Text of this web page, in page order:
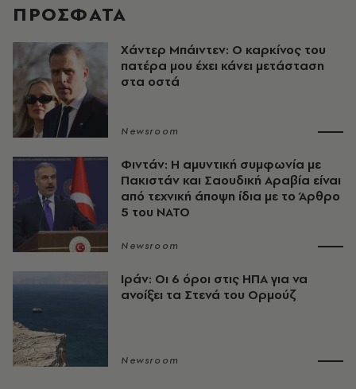
ΠΡΟΣΦΑΤΑ
Χάντερ Μπάιντεν: Ο καρκίνος του
πατέρα μου έχει κάνει μετάσταση
στα οστά
Newsroom
Φιντάν: Η αμυντική συμφωνία με
Πακιστάν και Σαουδική Αραβία είναι
από τεχνική άποψη ίδια με τo Άρθρο
5 του ΝΑΤΟ
Newsroom
Ιράν: Οι 6 όροι στις ΗΠΑ για να
ανοίξει τα Στενά του Ορμούζ
Newsroom